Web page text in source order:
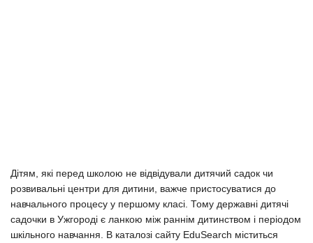
Дітям, які перед школою не відвідували дитячий садок чи
розвивальні центри для дитини, важче пристосуватися до
навчального процесу у першому класі. Тому державні дитячі
садочки в Ужгороді є ланкою між раннім дитинством і періодом
шкільного навчання. В каталозі сайту EduSearch міститься